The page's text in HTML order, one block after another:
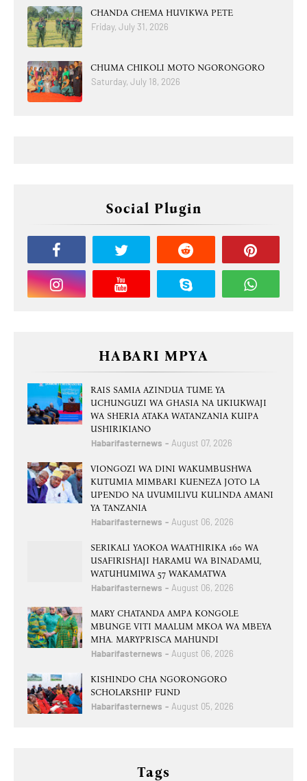
CHANDA CHEMA HUVIKWA PETE
Friday, July 31, 2026
CHUMA CHIKOLI MOTO NGORONGORO
Saturday, July 18, 2026
Social Plugin
HABARI MPYA
RAIS SAMIA AZINDUA TUME YA
UCHUNGUZI WA GHASIA NA UKIUKWAJI
WA SHERIA ATAKA WATANZANIA KUIPA
USHIRIKIANO
Habarifasternews August 07, 2026
VIONGOZI WA DINI WAKUMBUSHWA
KUTUMIA MIMBARI KUENEZA JOTO LA
UPENDO NA UVUMILIVU KULINDA AMANI
YA TANZANIA
Habarifasternews August 06, 2026
SERIKALI YAOKOA WAATHIRIKA 160 WA
USAFIRISHAJI HARAMU WA BINADAMU,
WATUHUMIWA 57 WAKAMATWA
Habarifasternews August 06, 2026
MARY CHATANDA AMPA KONGOLE
MBUNGE VITI MAALUM MKOA WA MBEYA
MHA. MARYPRISCA MAHUNDI
Habarifasternews August 06, 2026
KISHINDO CHA NGORONGORO
SCHOLARSHIP FUND
Habarifasternews August 05, 2026
Tags